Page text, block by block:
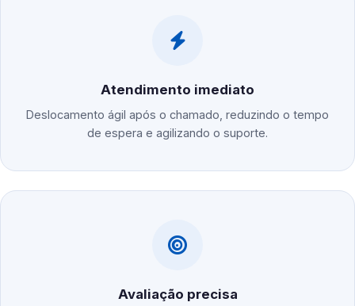
Atendimento imediato
Deslocamento ágil após o chamado, reduzindo o tempo
de espera e agilizando o suporte.
Avaliação precisa